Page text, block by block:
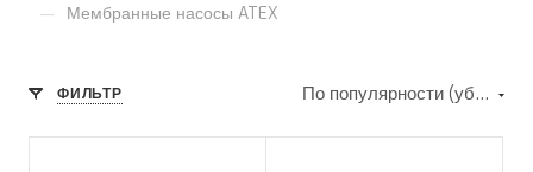
— Мембранные насосы ATEX
ФИЛЬТР По популярности (убывание)